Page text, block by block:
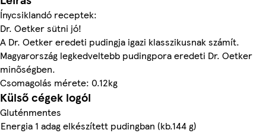
Ínycsiklandó receptek:
Dr. Oetker sütni jó!
A Dr. Oetker eredeti pudingja igazi klasszikusnak számít.
Magyarország legkedveltebb pudingpora eredeti Dr. Oetker
minőségben.
Csomagolás mérete: 0.12kg
Külső cégek logói
Gluténmentes
Energia 1 adag elkészített pudingban (kb.144 g)